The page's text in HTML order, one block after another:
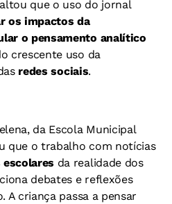
que o uso do jornal
os impactos da
o pensamento analítico
crescente uso da
redes sociais.
da Escola Municipal
que o trabalho com notícias
da realidade dos
debates e reflexões
A criança passa a pensar